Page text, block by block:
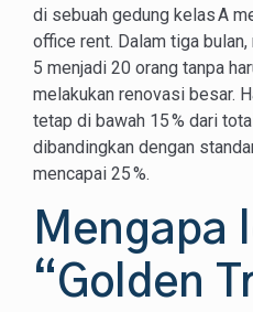
di sebuah gedung kelas A
office rent. Dalam tiga
5 menjadi 20 orang tanpa
melakukan renovasi besar.
tetap di bawah 15 % dari
dibandingkan dengan
mencapai 25 %.
Mengapa
“Golden